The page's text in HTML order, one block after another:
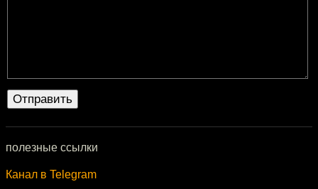
полезные ссылки
Канал в Telegram